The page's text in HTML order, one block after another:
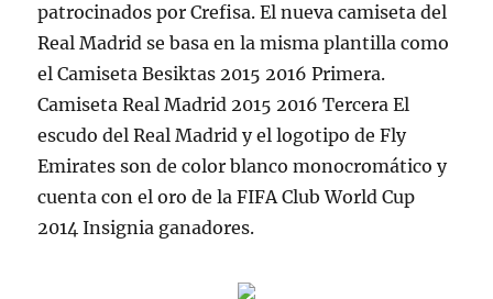
patrocinados por Crefisa. El nueva camiseta del
Real Madrid se basa en la misma plantilla como
el Camiseta Besiktas 2015 2016 Primera.
Camiseta Real Madrid 2015 2016 Tercera El
escudo del Real Madrid y el logotipo de Fly
Emirates son de color blanco monocromático y
cuenta con el oro de la FIFA Club World Cup
2014 Insignia ganadores.